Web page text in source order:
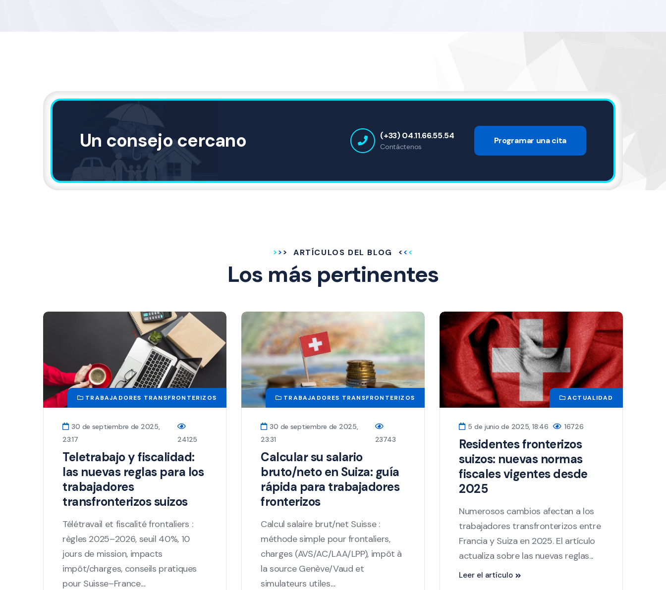
Un consejo cercano (+33) 04.11.66.55.54
Contáctenos
Programar una cita
ARTÍCULOS DEL BLOG
Los más pertinentes
TRABAJADORES TRANSFRONTERIZOS
30 de septiembre de 2025,
23:17
24125
Teletrabajo y fiscalidad:
las nuevas reglas para los
trabajadores
transfronterizos suizos
Télétravail et fiscalité frontaliers :
règles 2025–2026, seuil 40%, 10
jours de mission, impacts
impôt/charges, conseils pratiques
pour Suisse–France....
TRABAJADORES TRANSFRONTERIZOS
30 de septiembre de 2025,
23:31
23743
Calcular su salario
bruto/neto en Suiza: guía
rápida para trabajadores
fronterizos
Calcul salaire brut/net Suisse :
méthode simple pour frontaliers,
charges (AVS/AC/LAA/LPP), impôt à
la source Genève/Vaud et
simulateurs utiles....
ACTUALIDAD
5 de junio de 2025, 18:46 16726
Residentes fronterizos
suizos: nuevas normas
fiscales vigentes desde
2025
Numerosos cambios afectan a los
trabajadores transfronterizos entre
Francia y Suiza en 2025. El artículo
actualiza sobre las nuevas reglas...
Leer el artículo